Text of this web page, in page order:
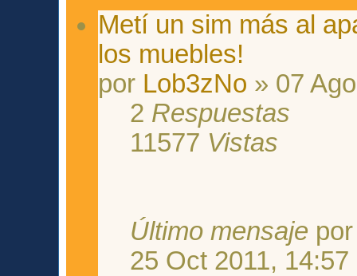
Metí un sim más al
los muebles!
por Lob3zNo » 07
2 Respuestas
11577 Vistas
Último mensaje
25 Oct 2011, 14:57